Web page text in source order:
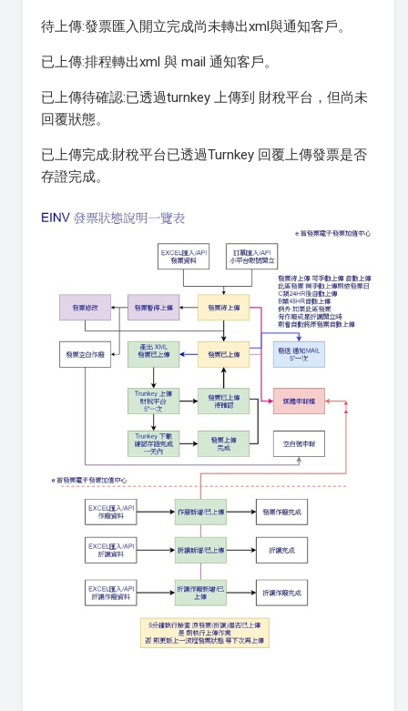
待上傳:發票匯入開立完成尚未轉出xml與通知客戶。
已上傳:排程轉出xml 與 mail 通知客戶。
已上傳待確認:已透過turnkey 上傳到 財稅平台，但尚未
回覆狀態。
已上傳完成:財稅平台已透過Turnkey 回覆上傳發票是否
存證完成。